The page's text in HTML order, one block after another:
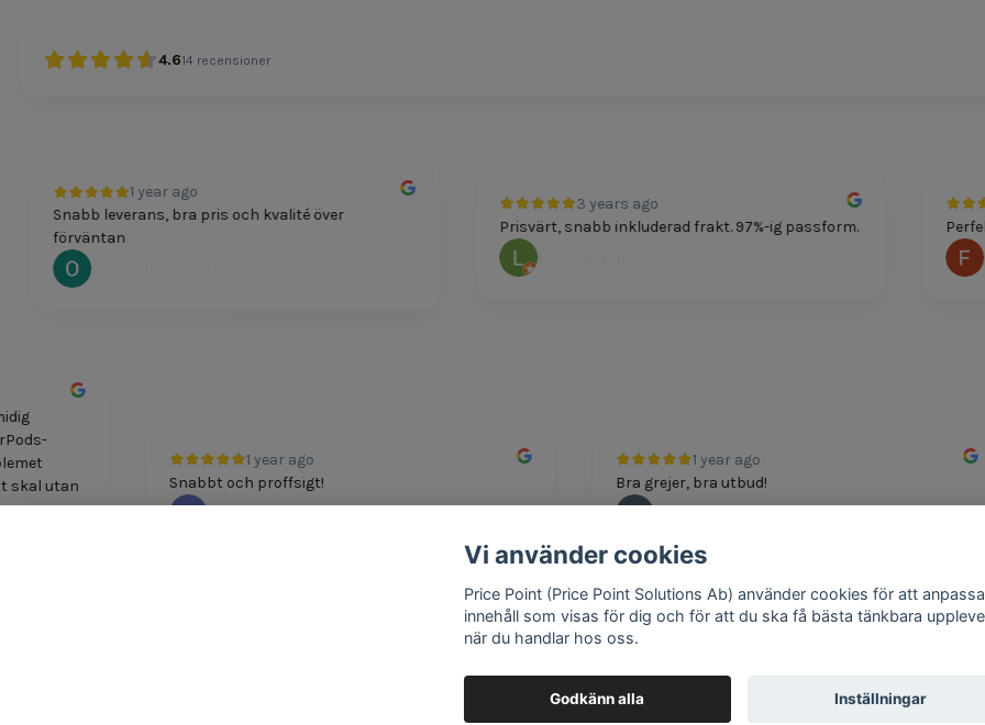
4.614 recensioner
1 year ago
Snabb leverans, bra pris och kvalité över
förväntan
Oscar Svensson
3 years ago
Prisvärt, snabb inkluderad frakt. 97%-ig passform.
Lars Skoglund
Perfekt
1 year ago
Bra grejer, bra utbud!
1 year ago
Snabbt och proffsigt!
skal utan
Google review widget trustmary
Vi använder cookies
Price Point (Price Point Solutions Ab) använder cookies för att
innehåll som visas för dig och för att du ska få bästa tänkbara
när du handlar hos oss.
Godkänn alla Inställningar